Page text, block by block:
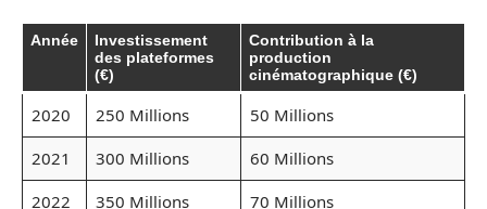
Année
Investissement
des plateformes
(€)
Contribution à la
production
cinématographique (€)
2020 250 Millions
50 Millions
2021
300 Millions
60 Millions
2022
350 Millions
70 Millions